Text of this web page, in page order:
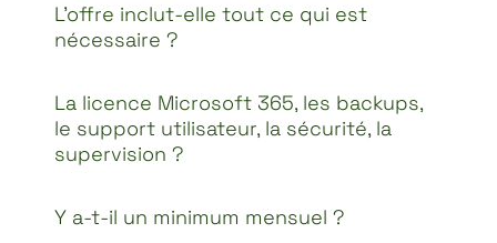
L’offre inclut-elle tout ce qui est
nécessaire ?
La licence Microsoft 365, les backups,
le support utilisateur, la sécurité, la
supervision ?
Y a-t-il un minimum mensuel ?